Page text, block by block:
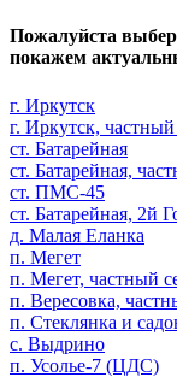
Пожалуйста
покажем
г. Иркутск
г. Иркутск, частный
ст. Батарейная
ст. Батарейная,
ст. ПМС-45
ст. Батарейная, 2й
д. Малая Еланка
п. Мегет
п. Мегет, частный
п. Вересовка,
п. Стеклянка и
с. Выдрино
п. Усолье-7 (ЦДС)